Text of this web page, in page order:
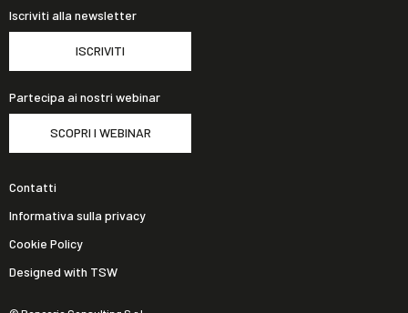
Iscriviti alla newsletter
ISCRIVITI
Partecipa ai nostri webinar
SCOPRI I WEBINAR
Contatti
Informativa sulla privacy
Cookie Policy
Designed with TSW